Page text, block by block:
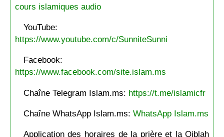
cours islamiques audio
YouTube:
https://www.youtube.com/c/SunniteSunni
Facebook:
https://www.facebook.com/site.islam.ms
Chaîne Telegram Islam.ms: https://t.me/islamicfr
Chaîne WhatsApp Islam.ms: WhatsApp Islam.ms
Application des horaires de la prière et la Qiblah